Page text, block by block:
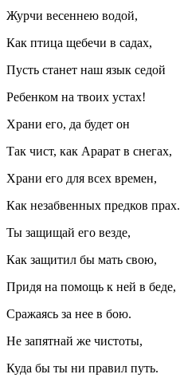
Журчи весеннею водой,
Как птица щебечи в садах,
Пусть станет наш язык седой
Ребенком на твоих устах!
Храни его, да будет он
Так чист, как Арарат в снегах,
Храни его для всех времен,
Как незабвенных предков прах.
Ты защищай его везде,
Как защитил бы мать свою,
Придя на помощь к ней в беде,
Сражаясь за нее в бою.
Не запятнай же чистоты,
Куда бы ты ни правил путь.